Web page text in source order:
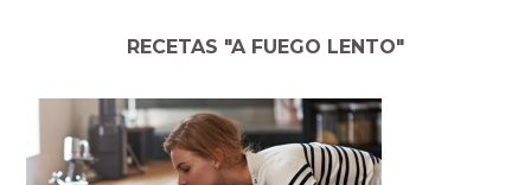
RECETAS "A FUEGO LENTO"